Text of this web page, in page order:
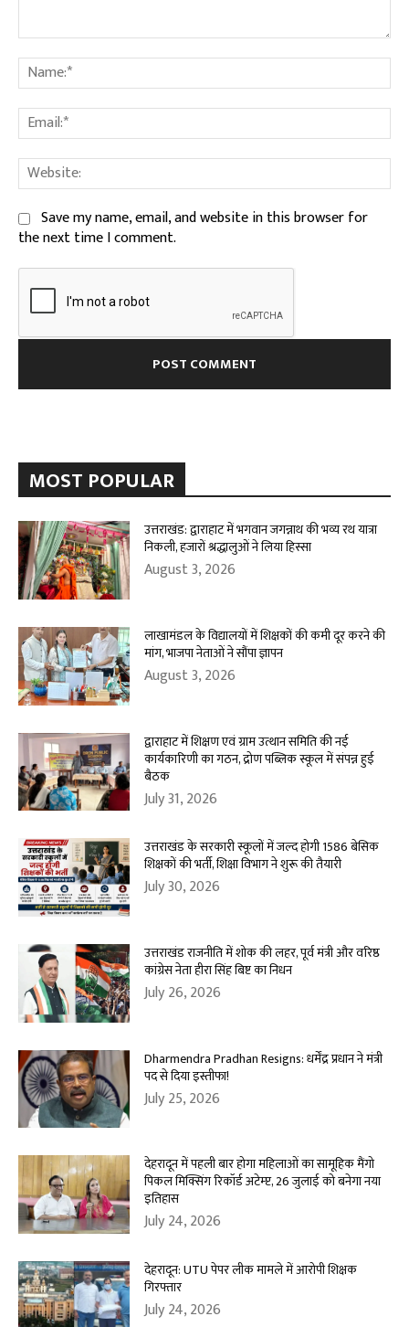
Comment:
Save my name, email, and website in this browser for
the next time I comment.
MOST POPULAR
उत्तराखंड: द्वाराहाट में भगवान जगन्नाथ की भव्य रथ यात्रा
निकली, हजारों श्रद्धालुओं ने लिया हिस्सा
August 3, 2026
लाखामंडल के विद्यालयों में शिक्षकों की कमी दूर करने की
मांग, भाजपा नेताओं ने सौंपा ज्ञापन
August 3, 2026
द्वाराहाट में शिक्षण एवं ग्राम उत्थान समिति की नई
कार्यकारिणी का गठन, द्रोण पब्लिक स्कूल में संपन्न हुई
बैठक
July 31, 2026
उत्तराखंड के सरकारी स्कूलों में जल्द होगी 1586 बेसिक
शिक्षकों की भर्ती, शिक्षा विभाग ने शुरू की तैयारी
July 30, 2026
उत्तराखंड राजनीति में शोक की लहर, पूर्व मंत्री और वरिष्ठ
कांग्रेस नेता हीरा सिंह बिष्ट का निधन
July 26, 2026
Dharmendra Pradhan Resigns: धर्मेंद्र प्रधान ने मंत्री
पद से दिया इस्तीफा!
July 25, 2026
देहरादून में पहली बार होगा महिलाओं का सामूहिक मैंगो
पिकल मिक्सिंग रिकॉर्ड अटेम्प्ट, 26 जुलाई को बनेगा नया
इतिहास
July 24, 2026
देहरादून: UTU पेपर लीक मामले में आरोपी शिक्षक
गिरफ्तार
July 24, 2026